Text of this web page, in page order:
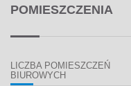
POMIESZCZENIA
LICZBA POMIESZCZEŃ
BIUROWYCH